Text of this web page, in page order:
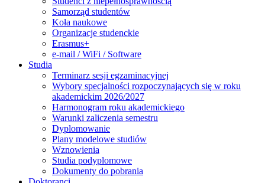
Samorząd studentów
Koła naukowe
Organizacje studenckie
Erasmus+
e-mail / WiFi / Software
Studia
Terminarz sesji egzaminacyjnej
Wybory specjalności rozpoczynających się w roku
akademickim 2026/2027
Harmonogram roku akademickiego
Warunki zaliczenia semestru
Dyplomowanie
Plany modelowe studiów
Wznowienia
Studia podyplomowe
Dokumenty do pobrania